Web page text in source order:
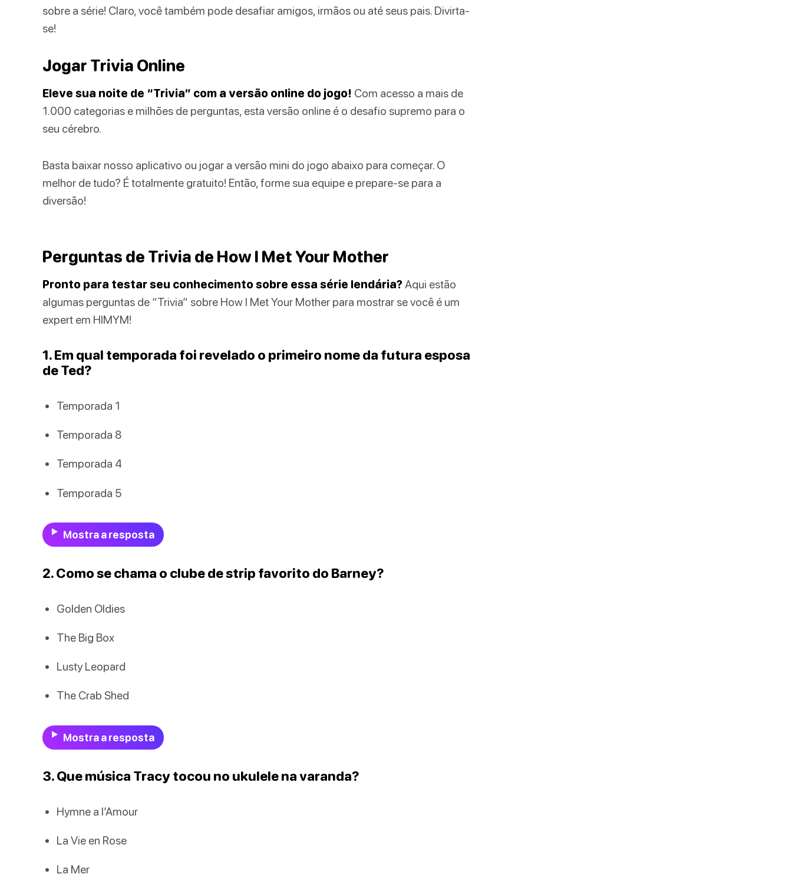
sobre a série! Claro, você também pode desafiar amigos, irmãos ou até seus pais. Divirta-
se!
Jogar Trivia Online
Eleve sua noite de “Trivia” com a versão online do jogo! Com acesso a mais de
1.000 categorias e milhões de perguntas, esta versão online é o desafio supremo para o
seu cérebro.
Basta baixar nosso aplicativo ou jogar a versão mini do jogo abaixo para começar. O
melhor de tudo? É totalmente gratuito! Então, forme sua equipe e prepare-se para a
diversão!
Perguntas de Trivia de How I Met Your Mother
Pronto para testar seu conhecimento sobre essa série lendária?Aqui estão
algumas perguntas de “Trivia” sobre How I Met Your Mother para mostrar se você é um
expert em HIMYM!
1. Em qual temporada foi revelado o primeiro nome da futura esposa
de Ted?
Temporada 1
Temporada 8
Temporada 4
Temporada 5
Mostra a resposta
2. Como se chama o clube de strip favorito do Barney?
Golden Oldies
The Big Box
Lusty Leopard
The Crab Shed
Mostra a resposta
3. Que música Tracy tocou no ukulele na varanda?
Hymne a l’Amour
La Vie en Rose
La Mer